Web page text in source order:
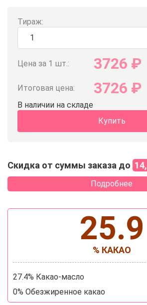
Тираж:
Цена за 1 шт.: 3726 ₽
Итоговая цена: 3726 ₽
В наличии на складе
Купить
Скидка от суммы заказа до
Подробнее
25.9
% КАКАО
27.4% Какао-масло
0% Обезжиренное какао